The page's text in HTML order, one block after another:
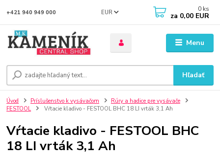
Menu
EUR
Hľadať
+421 940 949 000 0 ks
za 0,00 EUR
Úvod Príslušenstvo k vysávačom
Rúry a hadice pre vysávače
FESTOOL
Vŕtacie kladivo - FESTOOL BHC 18 LI vrták 3,1 Ah
Vŕtacie kladivo - FESTOOL BHC
18 LI vrták 3,1 Ah